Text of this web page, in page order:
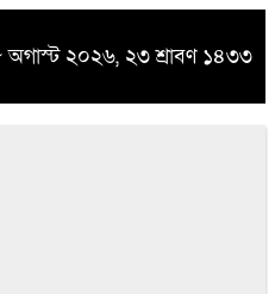
অগাস্ট ২০২৬, ২৩ শ্রাবণ ১৪৩৩